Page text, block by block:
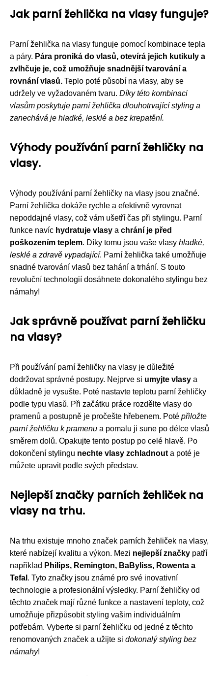
Jak parní žehlička na vlasy funguje?
Parní žehlička na vlasy funguje pomocí kombinace tepla
a páry. Pára proniká do vlasů, otevírá jejich kutikuly a
zvlhčuje je, což umožňuje snadnější tvarování a
rovnání vlasů. Teplo poté působí na vlasy, aby se
udržely ve vyžadovaném tvaru. Díky této kombinaci
vlasům poskytuje parní žehlička dlouhotrvající styling a
zanechává je hladké, lesklé a bez krepatění.
Výhody používání parní žehličky na
vlasy.
Výhody používání parní žehličky na vlasy jsou značné.
Parní žehlička dokáže rychle a efektivně vyrovnat
nepoddajné vlasy, což vám ušetří čas při stylingu. Parní
funkce navíc hydratuje vlasy a chrání je před
poškozením teplem. Díky tomu jsou vaše vlasy hladké,
lesklé a zdravě vypadající. Parní žehlička také umožňuje
snadné tvarování vlasů bez tahání a trhání. S touto
revoluční technologií dosáhnete dokonalého stylingu bez
námahy!
Jak správně používat parní žehličku
na vlasy?
Při používání parní žehličky na vlasy je důležité
dodržovat správné postupy. Nejprve si umyjte vlasy a
důkladně je vysušte. Poté nastavte teplotu parní žehličky
podle typu vlasů. Při začátku práce rozdělte vlasy do
pramenů a postupně je pročešte hřebenem. Poté přiložte
parní žehličku k pramenu a pomalu ji sune po délce vlasů
směrem dolů. Opakujte tento postup po celé hlavě. Po
dokončení stylingu nechte vlasy zchladnout a poté je
můžete upravit podle svých představ.
Nejlepší značky parních žehliček na
vlasy na trhu.
Na trhu existuje mnoho značek parních žehliček na vlasy,
které nabízejí kvalitu a výkon. Mezi nejlepší značky patří
například Philips, Remington, BaByliss, Rowenta a
Tefal . Tyto značky jsou známé pro své inovativní
technologie a profesionální výsledky. Parní žehličky od
těchto značek mají různé funkce a nastavení teploty, což
umožňuje přizpůsobit styling vašim individuálním
potřebám. Vyberte si parní žehličku od jedné z těchto
renomovaných značek a užijte si dokonalý styling bez
námahy!